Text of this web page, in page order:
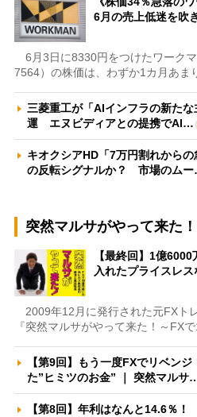
6月の売上低迷を吹
6月3日に8330円をつけたワークマ
7564）の株価は、わずか1カ月あま
三菱重工が「AIインフラの新た
運 エヌビディアとの提携でAI…
キオクシアHD「7万円割れから
の反転シグナルか？ 市場のム
突然マルサがやって来た！
【最終回】1億
入れたプライスレ
2009年12月に発行された元FXト
『突然マルサがやって来た！～FX
【第9回】もう一度FXでリベン
た”ヒミツのお金” ｜ 突然マルサ
【第8回】年利はなんと14.6％